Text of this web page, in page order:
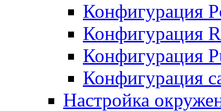
Конфигурация
Конфигурация
Конфигурация
Конфигурация
Настройка